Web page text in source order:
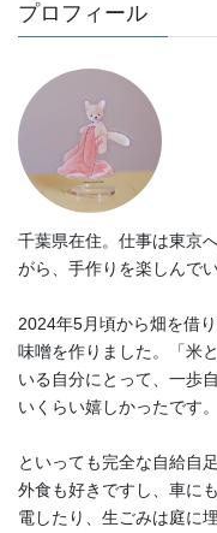
プロフィール
千葉県在住。仕事は東京
がら、手作りを楽しんでい
2024年5月頃から畑を借
味噌を作りました。「米
いる自分にとって、一歩
いくらい嬉しかったです。
といっても完全な自給自
外食も好きですし、車に
電したり、生ごみは庭に